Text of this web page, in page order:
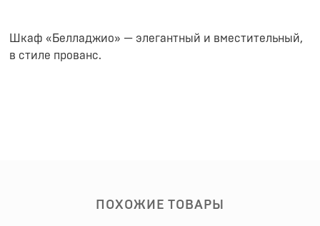
Шкаф «Белладжио» — элегантный и вместительный,
в стиле прованс.
ПОХОЖИЕ ТОВАРЫ